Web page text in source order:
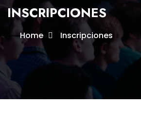
INSCRIPCIONES
Home Inscripciones